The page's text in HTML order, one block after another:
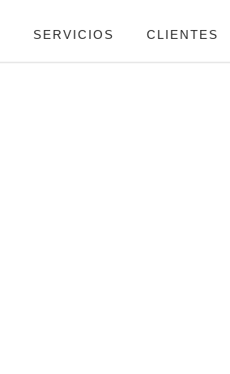
SERVICIOS CLIENTES